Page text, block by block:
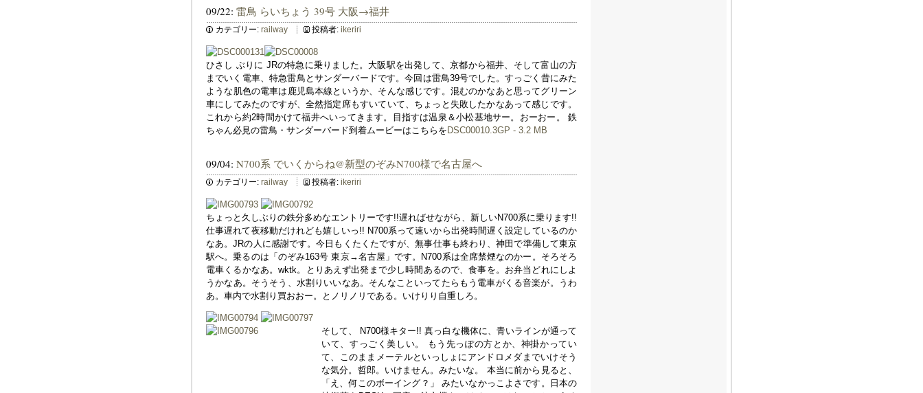
09/22: 雷鳥 らいちょう 39号 大阪→福井
カテゴリー: railway 投稿者: ikeriri
ひさし ぶりに JRの特急に乗りました。大阪駅を出発して、京都から福井、そして富山の方
までいく電車、特急雷鳥とサンダーバードです。今回は雷鳥39号でした。すっごく昔にみた
ような肌色の電車は鹿児島本線というか、そんな感じです。混むのかなあと思ってグリーン
車にしてみたのですが、全然指定席もすいていて、ちょっと失敗したかなあって感じです。
これから約2時間かけて福井へいってきます。目指すは温泉＆小松基地サー。おーおー。 鉄
ちゃん必見の雷鳥・サンダーバード到着ムービーはこちらを DSC00010.3GP - 3.2 MB
09/04: N700系 でいくからね@新型のぞみN700様で名古屋へ
カテゴリー: railway 投稿者: ikeriri
ちょっと久しぶりの鉄分多めなエントリーです!!遅ればせながら、新しいN700系に乗ります!!
仕事遅れて夜移動だけれども嬉しいっ!! N700系って速いから出発時間遅く設定しているのか
なあ。JRの人に感謝です。今日もくたくたですが、無事仕事も終わり、神田で準備して東京
駅へ。乗るのは「のぞみ163号 東京→名古屋」です。N700系は全席禁煙なのかー。そろそろ
電車くるかなあ。wktk。とりあえず出発まで少し時間あるので、食事を。お弁当どれにしよ
うかなあ。そうそう、水割りいいなあ。そんなこといってたらもう電車がくる音楽が。うわ
あ。車内で水割り買おおー。とノリノリである。いけりり自重しろ。
そして、 N700様キター!! 真っ白な機体に、青いラインが通って
いて、すっごく美しい。 もう先っぽの方とか、神掛かってい
て、このままメーテルといっしょにアンドロメダまでいけそう
な気分。哲郎。いけません。みたいな。 本当に前から見ると、
「え、何このボーイング？」 みたいなかっこよさです。日本の